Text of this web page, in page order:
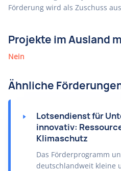
Förderung wird als Zuschuss
Projekte im Ausland
Nein
Ähnliche
Lotsendienst für
innovativ:
Klimaschutz
Das Förderprogramm
deutschlandweit kleine